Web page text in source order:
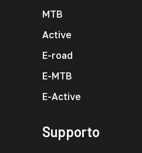
MTB
Active
E-road
E-MTB
E-Active
Supporto